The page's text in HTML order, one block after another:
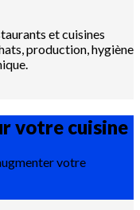
et cuisines
production, hygiène
votre cuisine
votre